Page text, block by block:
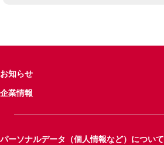
お知らせ
企業情報
パーソナルデータ（個人情報など）について